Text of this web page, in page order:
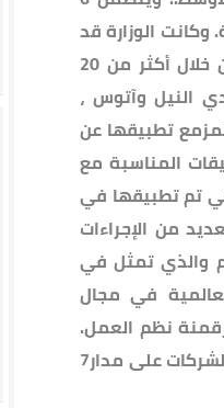
وكانت الوزارة قد
بدأت مطلع عام 2020 في تطبيق مشروع التحول الرقمي لشركاتها التابعة من خلال أكثر من 20
النيل وآتوس ،
المزمع تطبيقها عن
المناسبة مع
تم تطبيقها في
من الإجراءات
والذي تمثل في
في مجال
نظم العمل.
وقد شارك في هذا العمل 1200 من كوادر قطاع الأعمال في مختلف القطاعات والشركات على مدار7